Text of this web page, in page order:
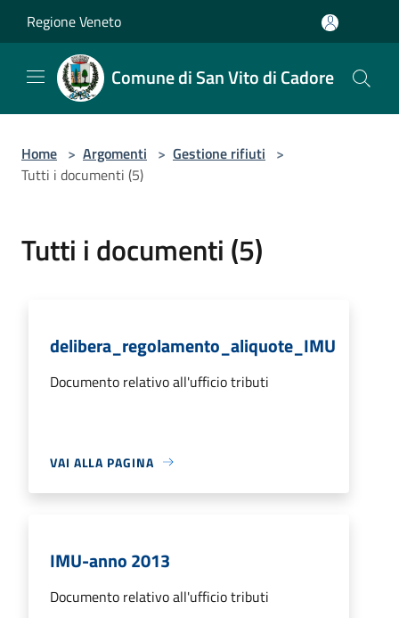
Regione Veneto
Comune di San Vito di Cadore
Home > Argomenti > Gestione rifiuti >
Tutti i documenti (5)
Tutti i documenti (5)
delibera_regolamento_aliquote_IMU
Documento relativo all'ufficio tributi
VAI ALLA PAGINA
IMU-anno 2013
Documento relativo all'ufficio tributi